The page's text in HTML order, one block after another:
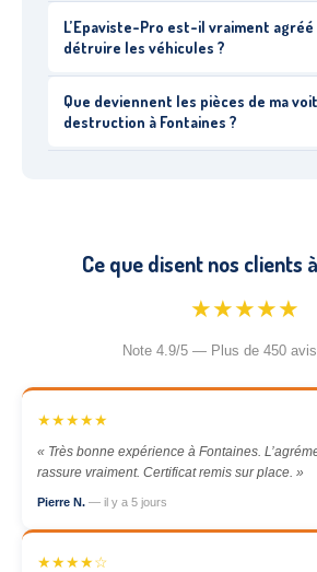
L’Epaviste-Pro est-il vraiment
détruire les véhicules ?
Que deviennent les pièces de ma
destruction à Fontaines ?
Ce que disent nos clients
★★★★★
Note 4.9/5 — Plus de 450
★★★★★
« Très bonne expérience à Fontaines.
rassure vraiment. Certificat remis sur place. »
Pierre N. — il y a 5 jours
★★★★☆